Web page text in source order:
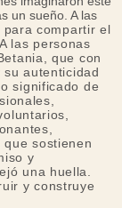
un sueño. A las
compartir el
las personas
que con
autenticidad
significado de
sostienen
y
una huella.
y construye